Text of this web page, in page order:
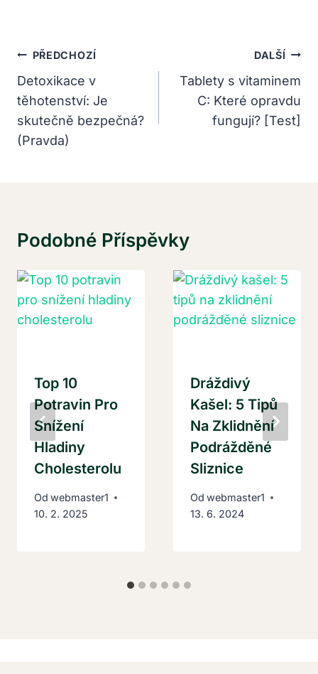
Navigace
Pro
Příspěvek
PŘEDCHOZÍ
Detoxikace v
těhotenství: Je
skutečně bezpečná?
(Pravda)
DALŠÍ
Tablety s vitaminem
C: Které opravdu
fungují? [Test]
Podobné Příspěvky
Top 10
Potravin Pro
Snížení
Hladiny
Cholesterolu
Od webmaster1
10. 2. 2025
Dráždivý
Kašel: 5 Tipů
Na Zklidnění
Podrážděné
Sliznice
Od webmaster1
13. 6. 2024